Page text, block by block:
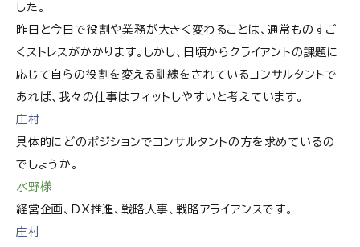
した。
昨日と今日で役割や業務が大きく変わることは、通常ものすご
くストレスがかかります。しかし、日頃からクライアントの課題に
応じて自らの役割を変える訓練をされているコンサルタントで
あれば、我々の仕事はフィットしやすいと考えています。
庄村
具体的にどのポジションでコンサルタントの方を求めているの
でしょうか。
水野様
経営企画、DX推進、戦略人事、戦略アライアンスです。
庄村